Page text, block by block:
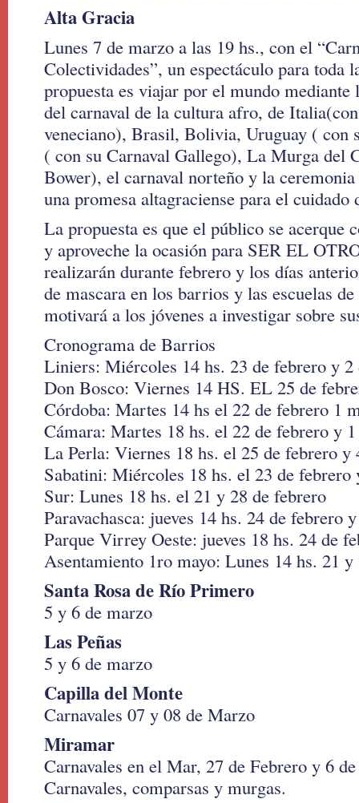
Alta Gracia
Lunes 7 de marzo a las 19 hs., con el
Colectividades”, un espectáculo para toda
propuesta es viajar por el mundo mediante
del carnaval de la cultura afro, de
veneciano), Brasil, Bolivia, Uruguay ( con
( con su Carnaval Gallego), La Murga del
Bower), el carnaval norteño y la
una promesa altagraciense para el
La propuesta es que el público se acerque
y aproveche la ocasión para SER EL
realizarán durante febrero y los días
de mascara en los barrios y las escuelas
motivará a los jóvenes a investigar sobre
Cronograma de Barrios
Liniers: Miércoles 14 hs. 23 de febrero y 2
Don Bosco: Viernes 14 HS. EL 25 de
Córdoba: Martes 14 hs el 22 de febrero 1
Cámara: Martes 18 hs. el 22 de febrero y
La Perla: Viernes 18 hs. el 25 de febrero y
Sabatini: Miércoles 18 hs. el 23 de febrero
Sur: Lunes 18 hs. el 21 y 28 de febrero
Paravachasca: jueves 14 hs. 24 de febrero
Parque Virrey Oeste: jueves 18 hs. 24 de
Asentamiento 1ro mayo: Lunes 14 hs. 21
Santa Rosa de Río Primero
5 y 6 de marzo
Las Peñas
5 y 6 de marzo
Capilla del Monte
Carnavales 07 y 08 de Marzo
Miramar
Carnavales en el Mar, 27 de Febrero y 6
Carnavales, comparsas y murgas.